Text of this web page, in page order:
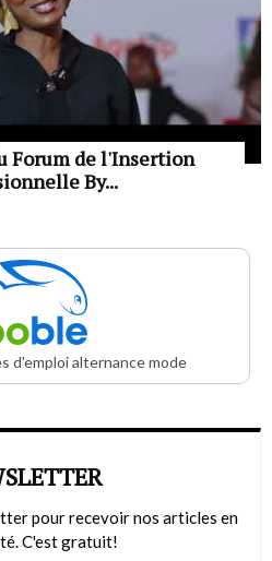
Forum de l'Insertion
By...
d'emploi alternance mode
pour recevoir nos articles en
C'est gratuit!